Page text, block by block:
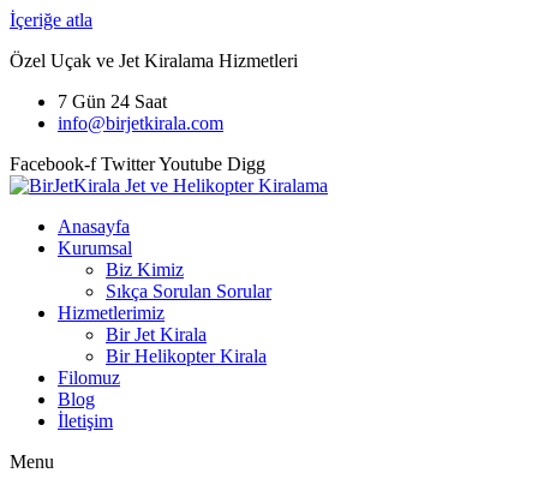
İçeriğe atla
Özel Uçak ve Jet Kiralama Hizmetleri
7 Gün 24 Saat
info@birjetkirala.com
Facebook-f TwitterYoutube Digg
Anasayfa
Kurumsal
Biz Kimiz
Sıkça Sorulan Sorular
Hizmetlerimiz
Bir Jet Kirala
Bir Helikopter Kirala
Filomuz
Blog
İletişim
Menu